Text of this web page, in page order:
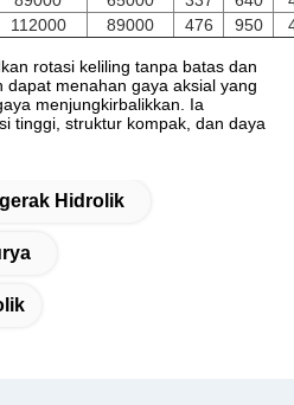
112000 89000 476 950
rotasi keliling tanpa batas dan
menahan gaya aksial yang
menjungkirbalikkan. Ia
tinggi, struktur kompak, dan daya
Hidrolik